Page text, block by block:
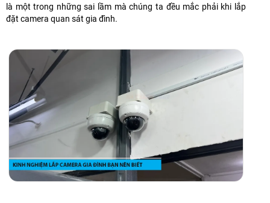
là một trong những sai lầm mà chúng ta đều mắc phải khi lắp
đặt camera quan sát gia đình.